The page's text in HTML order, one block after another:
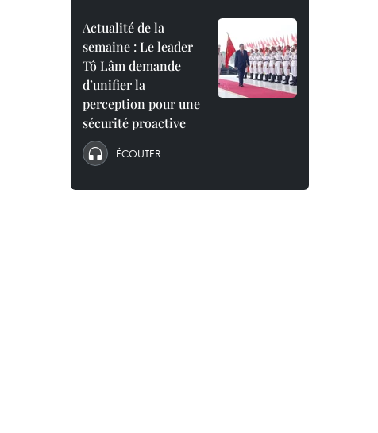
Actualité de la
semaine : Le leader
Tô Lâm demande
d’unifier la
perception pour une
sécurité proactive
ÉCOUTER